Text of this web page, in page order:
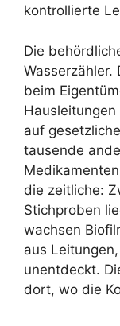
kontrollierte
Die
Wasserzähler.
beim
auf
tausende
die zeitliche:
Stichproben
wachsen
aus
unentdeckt.
dort, wo die